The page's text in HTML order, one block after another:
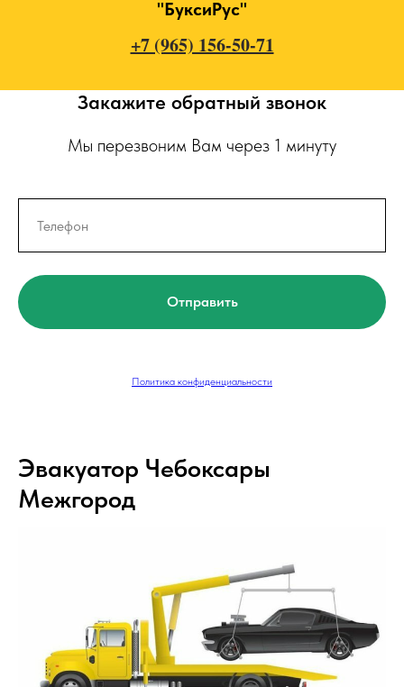
"БуксиРус"
+7 (965) 156-50-71
Закажите обратный звонок
Мы перезвоним Вам через 1 минуту
Отправить
Политика конфиденциальности
Эвакуатор Чебоксары
Межгород